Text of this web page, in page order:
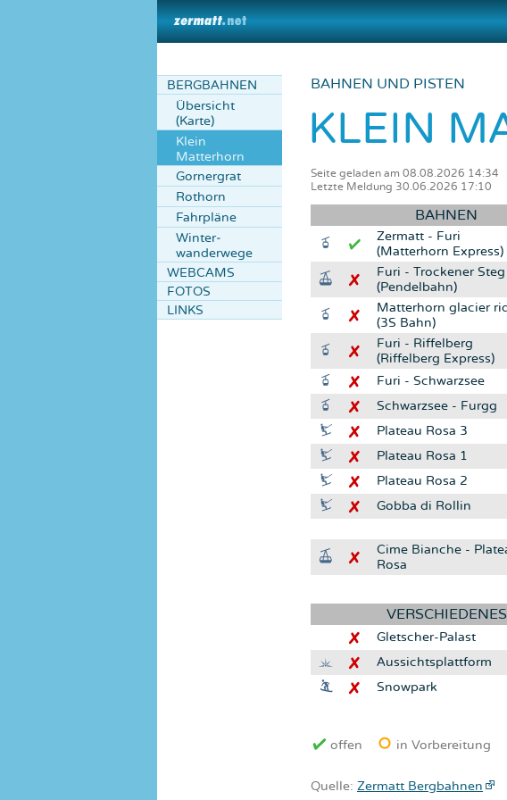
BAHNEN UND PISTEN
KLEIN
Seite geladen am 08.08.2026 14:34
Letzte Meldung 30.06.2026 17:10
BAHNEN
Zermatt - Furi
(Matterhorn Express)
Furi - Trockener Steg
(Pendelbahn)
Matterhorn glacier
(3S Bahn)
Furi - Riffelberg
(Riffelberg Express)
Furi - Schwarzsee
Schwarzsee - Furgg
Plateau Rosa 3
Plateau Rosa 1
Plateau Rosa 2
Gobba di Rollin
Cime Bianche -
Rosa
VERSCHIEDENES
Gletscher-Palast
Aussichtsplattform
Snowpark
offen in Vorbereitung
Quelle: Zermatt Bergbahnen
BERGBAHNEN
Übersicht
(Karte)
Klein
Matterhorn
Gornergrat
Rothorn
Fahrpläne
Winter­
wanderwege
WEBCAMS
FOTOS
LINKS